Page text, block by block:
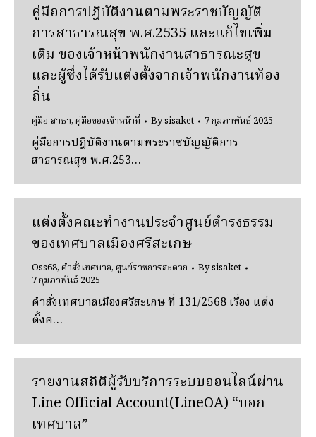
คู่มือการปฎิบัติงานตามพระราชบัญญัติ
การสาธารณสุข พ.ศ.2535 และแก้ไขเพิ่ม
เติม ของเจ้าหน้าพนักงานสาธารณะสุข
และผู้ซึ่งได้รับแต่งตั้งจากเจ้าพนักงานท้อง
ถิ่น
คู่มือ-สาธา,คู่มือของเจ้าหน้าที่ Bysisaket 7 กุมภาพันธ์ 2025
คู่มือการปฎิบัติงานตามพระราชบัญญัติการ
สาธารณสุข พ.ศ.253…
แต่งตั้งคณะทำงานประจำศูนย์ดำรงธรรม
ของเทศบาลเมืองศรีสะเกษ
Oss68,คำสั่งเทศบาล,ศูนย์ราชการสะดวก Bysisaket
7 กุมภาพันธ์ 2025
คำสั่งเทศบาลเมืองศรีสะเกษ ที่ 131/2568 เรื่อง แต่ง
ตั้งค…
รายงานสถิติผู้รับบริการระบบออนไลน์ผ่าน
Line Official Account(LineOA) “บอก
เทศบาล”